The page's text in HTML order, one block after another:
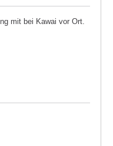
mit bei Kawai vor Ort.